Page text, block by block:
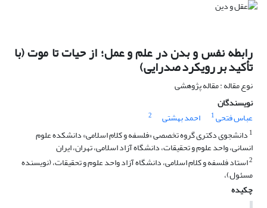
رابطه نفس و بدن در علم و عمل؛ از حیات تا موت (با
تأکید بر رویکرد صدرایی)
نوع مقاله : مقاله پژوهشی
نویسندگان
عباس فتحی1 احمد بهشتی
2
1 دانشجوی دکتری گروه تخصصی «فلسفه و کلام اسلامی» دانشکده علوم
انسانی، واحد علوم و تحقیقات، دانشگاه آزاد اسلامی، تهران، ایران
2استاد فلسفه و کلام اسلامی، دانشگاه آزاد واحد علوم و تحقیقات، (نویسنده
مسئول)،
چکیده